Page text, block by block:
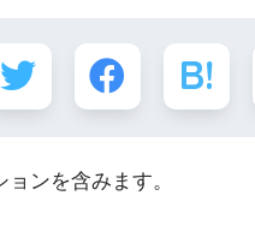
ンを含みます。